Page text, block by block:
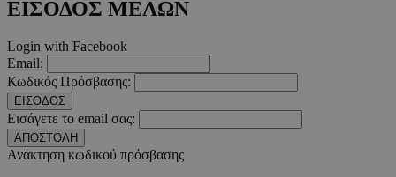
ΕΙΣΟΔΟΣ ΜΕΛΩΝ
Login with Facebook
Email:
Κωδικός Πρόσβασης:
ΕΙΣΟΔΟΣ
Εισάγετε το email σας:
ΑΠΟΣΤΟΛΗ
Ανάκτηση κωδικού πρόσβασης